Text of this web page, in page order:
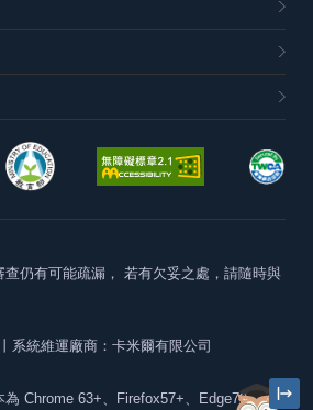
仍有可能疏漏， 若有欠妥之處，請隨時與
丨系統維運廠商：卡米爾有限公司
為 Chrome 63+、Firefox57+、Edge79+及